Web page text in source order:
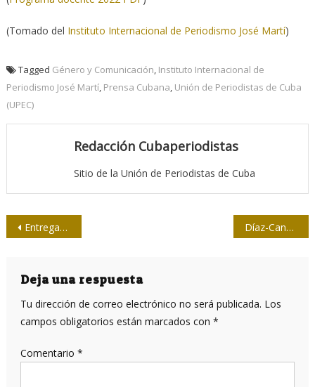
(Tomado del Instituto Internacional de Periodismo José Martí)
Tagged Género y Comunicación, Instituto Internacional de
Periodismo José Martí, Prensa Cubana, Unión de Periodistas de Cuba
(UPEC)
Redacción Cubaperiodistas
Sitio de la Unión de Periodistas de Cuba
Navegación
entradas
Entregan premios del Segundo Festival Virtual de la Prensa a Solvisión Díaz-Canel: Que la Upec cuente con la delegación del Equipo de Comunicación de la Presidencia
Deja una respuesta
Tu dirección de correo electrónico no será publicada. Los
campos obligatorios están marcados con *
Comentario *